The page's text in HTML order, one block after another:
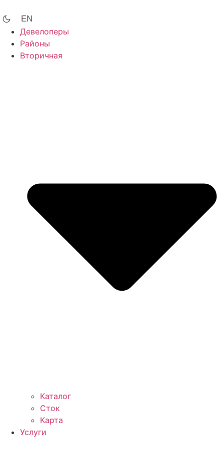
к
содержимому
EN
Девелоперы
Районы
Вторичная
Каталог
Сток
Карта
Услуги